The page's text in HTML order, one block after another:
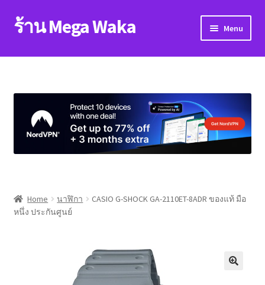
Skip
to
Skip
to
ร้าน Mega Waka Menu
Home
blog
Cart
contact
Home นาฬิกา
CASIO G-SHOCK GA-2110ET-8ADR ของแท้ มือ
หนึ่ง ประกันศูนย์